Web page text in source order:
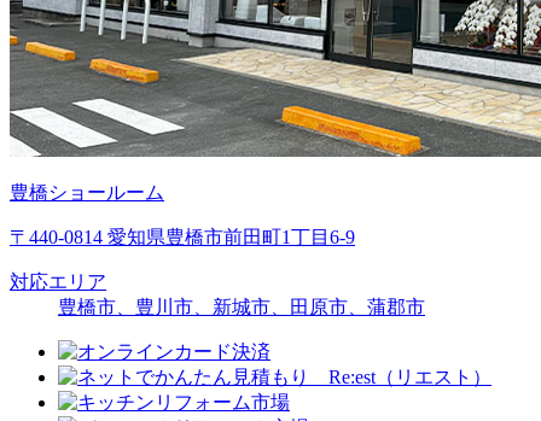
豊橋ショールーム
〒440-0814 愛知県豊橋市前田町1丁目6-9
対応エリア
豊橋市、豊川市、新城市、田原市、蒲郡市